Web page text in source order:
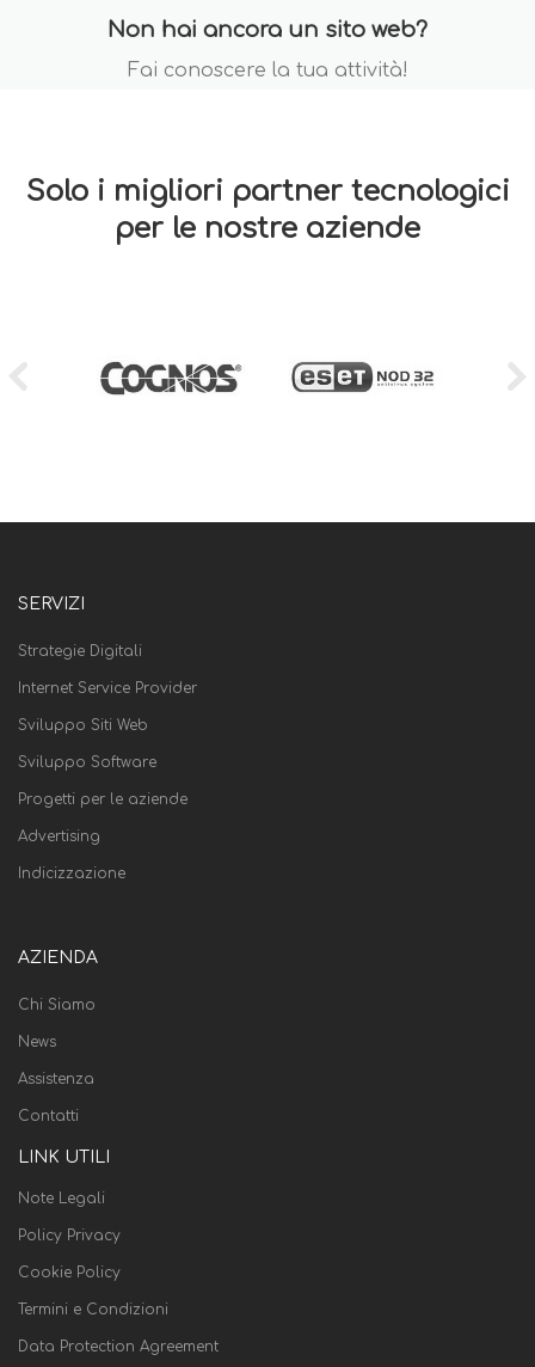
Non hai ancora un sito web?
Fai conoscere la tua attività!
Solo i migliori partner tecnologici
per le nostre aziende
SERVIZI
Strategie Digitali
Internet Service Provider
Sviluppo Siti Web
Sviluppo Software
Progetti per le aziende
Advertising
Indicizzazione
AZIENDA
Chi Siamo
News
Assistenza
Contatti
LINK UTILI
Note Legali
Policy Privacy
Cookie Policy
Termini e Condizioni
Data Protection Agreement